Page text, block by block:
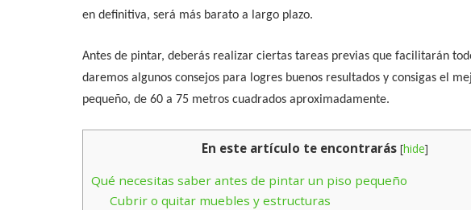
en definitiva, será más barato a largo plazo.
Antes de pintar, deberás realizar ciertas tareas previas que facilitarán
daremos algunos consejos para logres buenos resultados y consigas el
pequeño, de 60 a 75 metros cuadrados aproximadamente.
En este artículo te encontrarás [hide]
Qué necesitas saber antes de pintar un piso pequeño
Cubrir o quitar muebles y estructuras